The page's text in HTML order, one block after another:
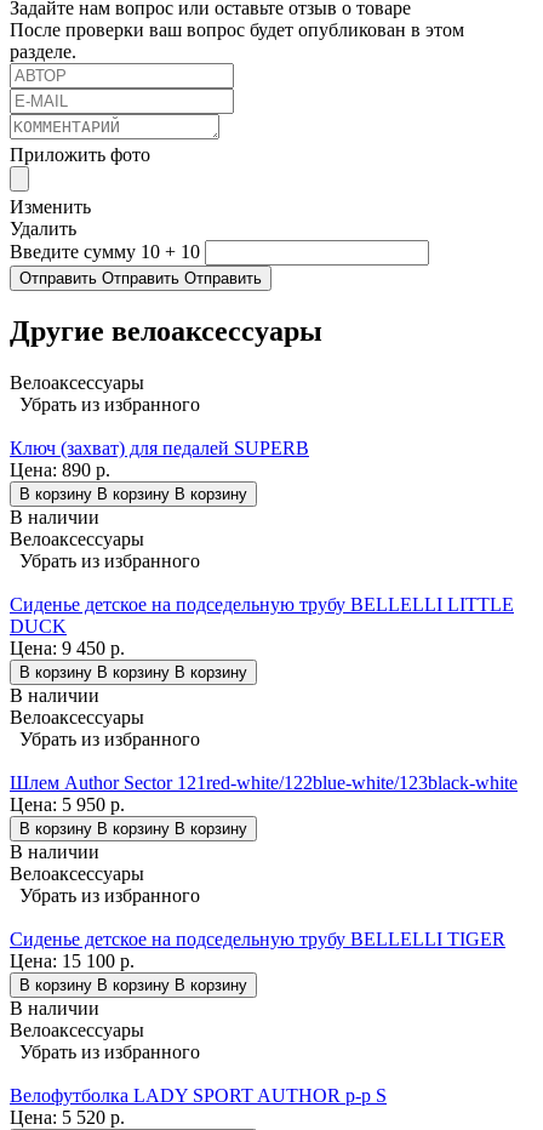
Задайте нам вопрос или оставьте отзыв о товаре
После проверки ваш вопрос будет опубликован в этом
разделе.
Приложить фото
Изменить
Удалить
Введите сумму 10 + 10
Отправить Отправить Отправить
Другие велоаксессуары
Велоаксессуары
Убрать из избранного
Ключ (захват) для педалей SUPERB
Цена: 890 р.
В корзину В корзину В корзину
В наличии
Велоаксессуары
Убрать из избранного
Сиденье детское на подседельную трубу BELLELLI LITTLE
DUCK
Цена: 9 450 р.
В корзину В корзину В корзину
В наличии
Велоаксессуары
Убрать из избранного
Шлем Author Sector 121red-white/122blue-white/123black-white
Цена: 5 950 р.
В корзину В корзину В корзину
В наличии
Велоаксессуары
Убрать из избранного
Сиденье детское на подседельную трубу BELLELLI TIGER
Цена: 15 100 р.
В корзину В корзину В корзину
В наличии
Велоаксессуары
Убрать из избранного
Велофутболка LADY SPORT AUTHOR р-р S
Цена: 5 520 р.